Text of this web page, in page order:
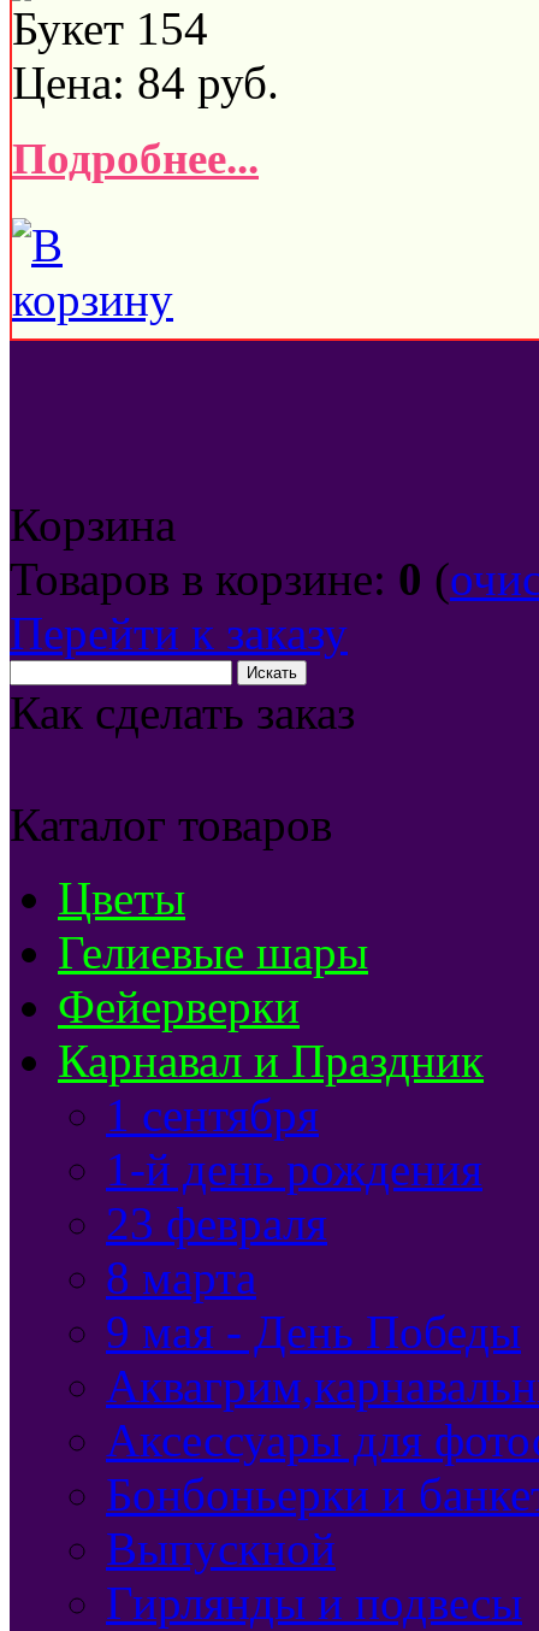
Букет 154
Цена: 84 руб.
Подробнее...
Корзина
Товаров в корзине: 0 (
Перейти к заказу
Как сделать заказ
Каталог товаров
Цветы
Гелиевые шары
Фейерверки
Карнавал и Праздник
1 сентября
1-й день рождения
23 февраля
8 марта
9 мая - День Победы
Аксессуары для
Бонбоньерки и
Выпускной
Гирлянды и подвесы